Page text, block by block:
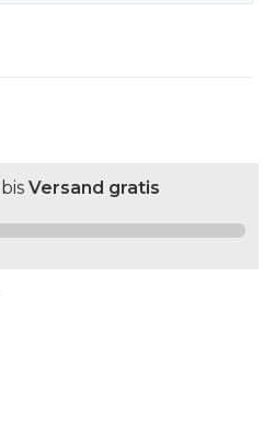
bis Versand gratis